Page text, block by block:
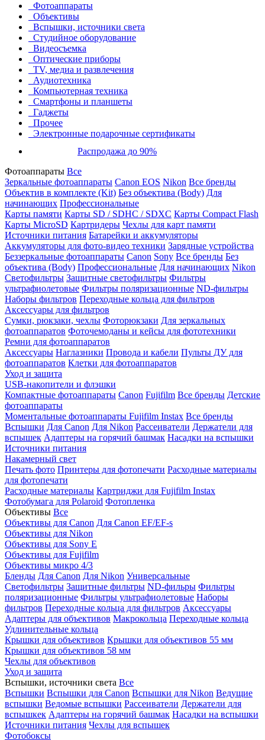
Фотоаппараты
Объективы
Вспышки, источники света
Студийное оборудование
Видеосъемка
Оптические приборы
TV, медиа и развлечения
Аудиотехника
Компьютерная техника
Смартфоны и планшеты
Гаджеты
Прочее
Электронные подарочные сертификаты
Распродажа до 90%
Фотоаппараты Все
Зеркальные фотоаппараты Canon EOS Nikon Все бренды
Объектив в комплекте (Kit) Без объектива (Body) Для
начинающих Профессиональные
Карты памяти Карты SD / SDHC / SDXC Карты Compact Flash
Карты MicroSD Картридеры Чехлы для карт памяти
Источники питания Батарейки и аккумуляторы
Аккумуляторы для фото-видео техники Зарядные устройства
Беззеркальные фотоаппараты Canon Sony Все бренды Без
объектива (Body) Профессиональные Для начинающих Nikon
Светофильтры Защитные светофильтры Фильтры
ультрафиолетовые Фильтры поляризационные ND-фильтры
Наборы фильтров Переходные кольца для фильтров
Аксессуары для фильтров
Сумки, рюкзаки, чехлы Фоторюкзаки Для зеркальных
фотоаппаратов Фоточемоданы и кейсы для фототехники
Ремни для фотоаппаратов
Аксессуары Наглазники Провода и кабели Пульты ДУ для
фотоаппаратов Клетки для фотоаппаратов
Уход и защита
USB-накопители и флэшки
Компактные фотоаппараты Canon Fujifilm Все бренды Детские
фотоаппараты
Моментальные фотоаппараты Fujifilm Instax Все бренды
Вспышки Для Canon Для Nikon Рассеиватели Держатели для
вспышек Адаптеры на горячий башмак Насадки на вспышки
Источники питания
Накамерный свет
Печать фото Принтеры для фотопечати Расходные материалы
для фотопечати
Расходные материалы Картриджи для Fujifilm Instax
Фотобумага для Polaroid Фотопленка
Объективы Все
Объективы для Canon Для Canon EF/EF-s
Объективы для Nikon
Объективы для Sony E
Объективы для Fujifilm
Объективы микро 4/3
Бленды Для Canon Для Nikon Универсальные
Светофильтры Защитные фильтры ND-фильры Фильтры
поляризационные Фильтры ультрафиолетовые Наборы
фильтров Переходные кольца для фильтров Аксессуары
Адаптеры для объективов Макрокольца Переходные кольца
Удлинительные кольца
Крышки для объективов Крышки для объективов 55 мм
Крышки для объективов 58 мм
Чехлы для объективов
Уход и защита
Вспышки, источники света Все
Вспышки Вспышки для Canon Вспышки для Nikon Ведущие
вспышки Ведомые вспышки Рассеиватели Держатели для
вспышкек Адаптеры на горячий башмак Насадки на вспышки
Источники питания Чехлы для вспышек
Фотобоксы